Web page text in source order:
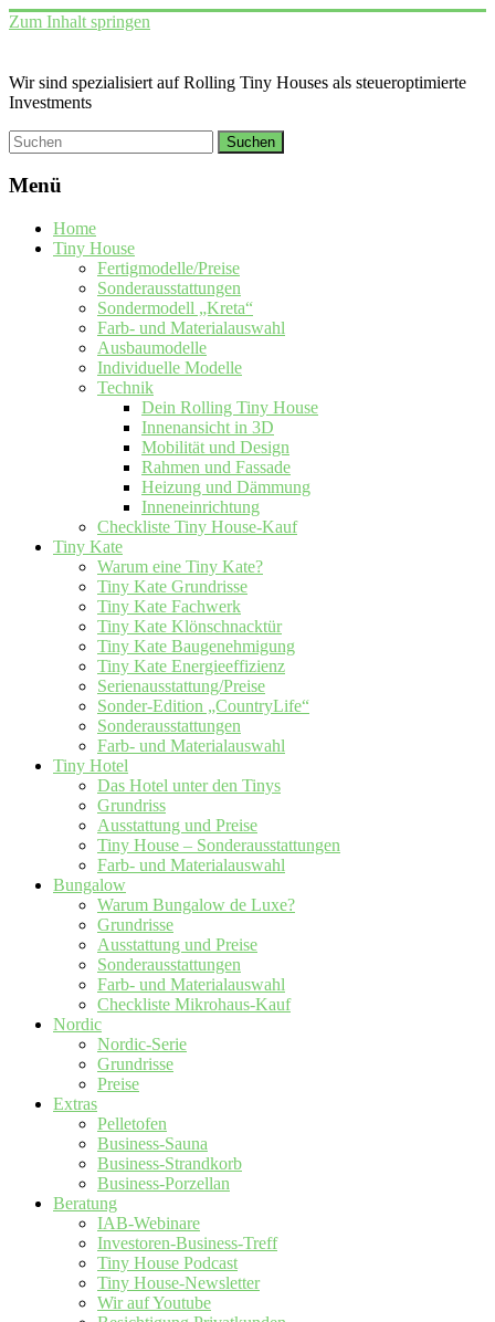
Zum Inhalt springen
Wir sind spezialisiert auf Rolling Tiny Houses als steueroptimierte
Investments
Menü
Home
Tiny House
Fertigmodelle/Preise
Sonderausstattungen
Sondermodell „Kreta“
Farb- und Materialauswahl
Ausbaumodelle
Individuelle Modelle
Technik
Dein Rolling Tiny House
Innenansicht in 3D
Mobilität und Design
Rahmen und Fassade
Heizung und Dämmung
Inneneinrichtung
Checkliste Tiny House-Kauf
Tiny Kate
Warum eine Tiny Kate?
Tiny Kate Grundrisse
Tiny Kate Fachwerk
Tiny Kate Klönschnacktür
Tiny Kate Baugenehmigung
Tiny Kate Energieeffizienz
Serienausstattung/Preise
Sonder-Edition „CountryLife“
Sonderausstattungen
Farb- und Materialauswahl
Tiny Hotel
Das Hotel unter den Tinys
Grundriss
Ausstattung und Preise
Tiny House – Sonderausstattungen
Farb- und Materialauswahl
Bungalow
Warum Bungalow de Luxe?
Grundrisse
Ausstattung und Preise
Sonderausstattungen
Farb- und Materialauswahl
Checkliste Mikrohaus-Kauf
Nordic
Nordic-Serie
Grundrisse
Preise
Extras
Pelletofen
Business-Sauna
Business-Strandkorb
Business-Porzellan
Beratung
IAB-Webinare
Investoren-Business-Treff
Tiny House Podcast
Tiny House-Newsletter
Wir auf Youtube